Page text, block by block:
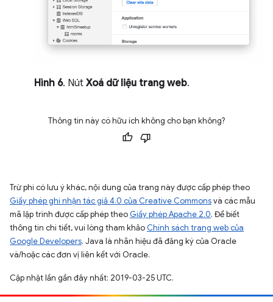
Hình 6. Nút Xoá dữ liệu trang web.
Thông tin này có hữu ích không cho bạn không?
Trừ phi có lưu ý khác, nội dung của trang này được cấp phép theo
Giấy phép ghi nhận tác giả 4.0 của Creative Commonsvà các mẫu
mã lập trình được cấp phép theo Giấy phép Apache 2.0. Để biết
thông tin chi tiết, vui lòng tham khảo Chính sách trang web của
Google Developers. Java là nhãn hiệu đã đăng ký của Oracle
và/hoặc các đơn vị liên kết với Oracle.
Cập nhật lần gần đây nhất: 2019-03-25 UTC.